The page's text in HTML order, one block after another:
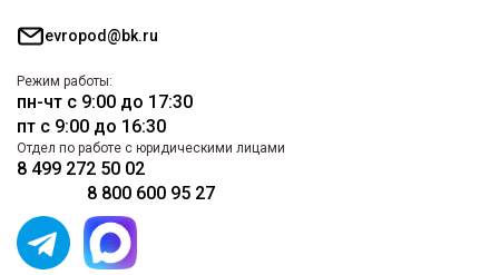
evropod@bk.ru
Режим работы:
пн-чт с 9:00 до 17:30
пт с 9:00 до 16:30
Отдел по работе с юридическими лицами
8 499 272 50 02
8 800 600 95 27